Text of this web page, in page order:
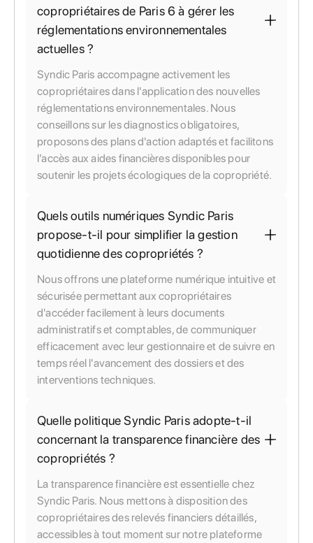
copropriétaires de Paris 6 à gérer les
réglementations environnementales
actuelles ?
Syndic Paris accompagne activement les
copropriétaires dans l'application des nouvelles
réglementations environnementales. Nous
conseillons sur les diagnostics obligatoires,
proposons des plans d'action adaptés et facilitons
l’accès aux aides financières disponibles pour
soutenir les projets écologiques de la copropriété.
Quels outils numériques Syndic Paris
propose-t-il pour simplifier la gestion
quotidienne des copropriétés ?
Nous offrons une plateforme numérique intuitive et
sécurisée permettant aux copropriétaires
d'accéder facilement à leurs documents
administratifs et comptables, de communiquer
efficacement avec leur gestionnaire et de suivre en
temps réel l'avancement des dossiers et des
interventions techniques.
Quelle politique Syndic Paris adopte-t-il
concernant la transparence financière des
copropriétés ?
La transparence financière est essentielle chez
Syndic Paris. Nous mettons à disposition des
copropriétaires des relevés financiers détaillés,
accessibles à tout moment sur notre plateforme